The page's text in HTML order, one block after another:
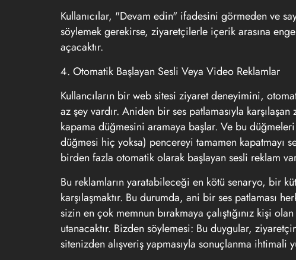
Kullanıcılar, "Devam edin" ifadesini görmeden ve
söylemek gerekirse, ziyaretçilerle içerik arasına
açacaktır.
4. Otomatik Başlayan Sesli Veya Video Reklamlar
Kullancıların bir web sitesi ziyaret deneyimini,
az şey vardır. Aniden bir ses patlamasıyla
kapama düğmesini aramaya başlar. Ve bu
düğmesi hiç yoksa) pencereyi tamamen kapatmayı
birden fazla otomatik olarak başlayan sesli reklam
Bu reklamların yaratabileceği en kötü senaryo, bir
karşılaşmaktır. Bu durumda, ani bir ses patlaması
sizin en çok memnun bırakmaya çalıştığınız kişi
utanacaktır. Bizden söylemesi: Bu duygular,
sitenizden alışveriş yapmasıyla sonuçlanma ihtimali